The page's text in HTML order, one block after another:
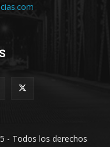
- Todos los derechos